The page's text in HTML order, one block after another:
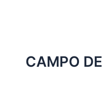
CAMPO DE